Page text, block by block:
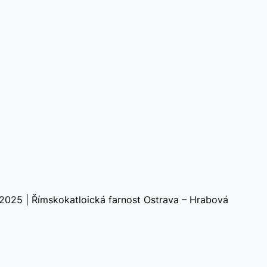
| Římskokatloická farnost Ostrava – Hrabová